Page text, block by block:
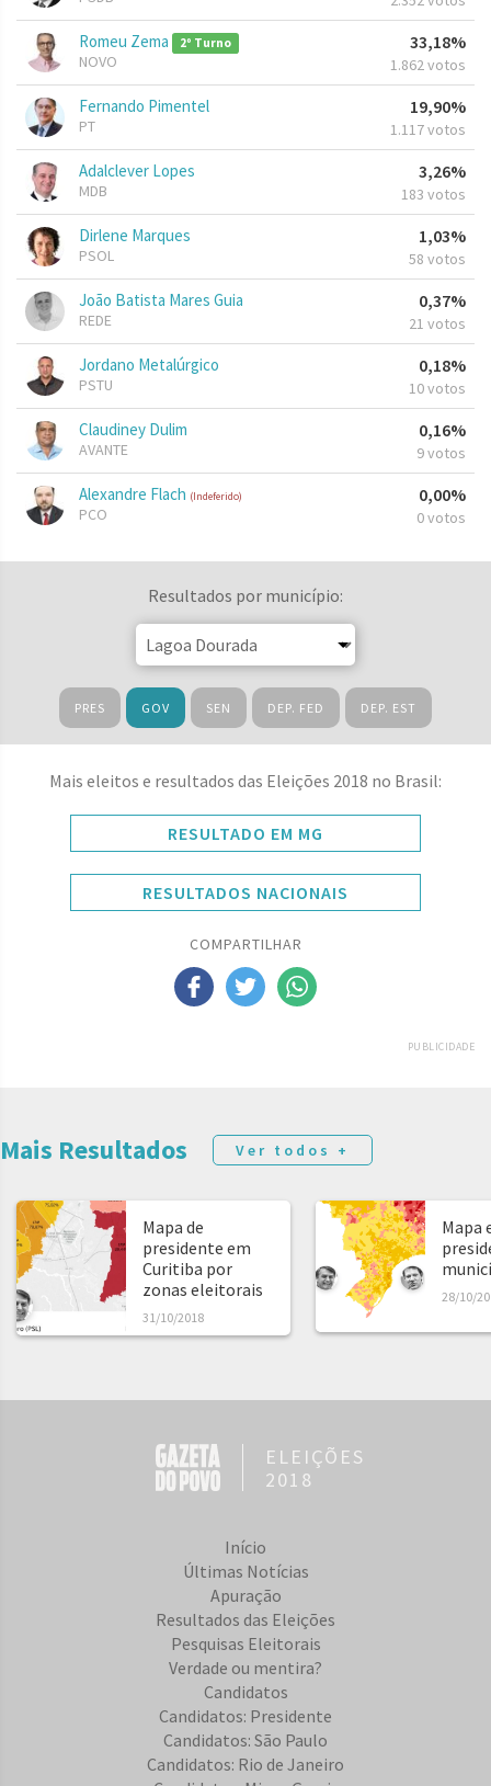
Romeu Zema 2º Turno
NOVO
33,18%
1.862 votos
Fernando Pimentel
PT
19,90%
1.117 votos
Adalclever Lopes
MDB
3,26%
183 votos
Dirlene Marques
PSOL
1,03%
58 votos
João Batista Mares Guia
REDE
0,37%
21 votos
Jordano Metalúrgico
PSTU
0,18%
10 votos
Claudiney Dulim
AVANTE
0,16%
9 votos
Alexandre Flach (Indeferido)
PCO
0,00%
0 votos
Resultados por município:
PRES GOV SEN DEP. FED DEP. EST
Mais eleitos e resultados das Eleições 2018 no Brasil:
RESULTADO EM MG
RESULTADOS NACIONAIS
COMPARTILHAR
PUBLICIDADE
Mais Resultados Ver todos +
Mapa de
presidente em
Curitiba por
zonas eleitorais
31/10/2018
Mapa
28/10/
ELEIÇÕES
2018
Início
Últimas Notícias
Apuração
Resultados das Eleições
Pesquisas Eleitorais
Verdade ou mentira?
Candidatos
Candidatos: Presidente
Candidatos: São Paulo
Candidatos: Rio de Janeiro